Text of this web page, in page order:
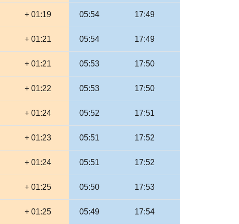
+ 01:19 05:54 17:49
+ 01:21 05:54 17:49
+ 01:21 05:53 17:50
+ 01:22 05:53 17:50
+ 01:24 05:52 17:51
+ 01:23 05:51 17:52
+ 01:24 05:51 17:52
+ 01:25 05:50 17:53
+ 01:25 05:49 17:54